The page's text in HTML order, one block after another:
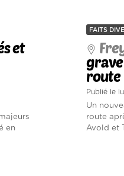
et
en
FAITS
grave
route
Publié le
Un
route
Avold et